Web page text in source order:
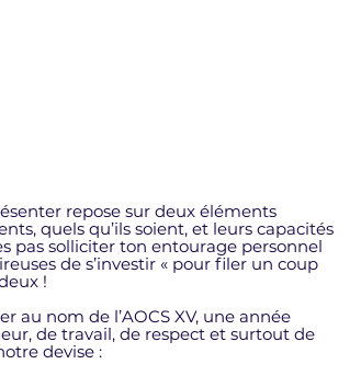
repose sur deux éléments
quels qu’ils soient, et leurs capacités
pas solliciter ton entourage personnel
de s’investir « pour filer un coup
!
au nom de l’AOCS XV, une année
de travail, de respect et surtout de
devise :